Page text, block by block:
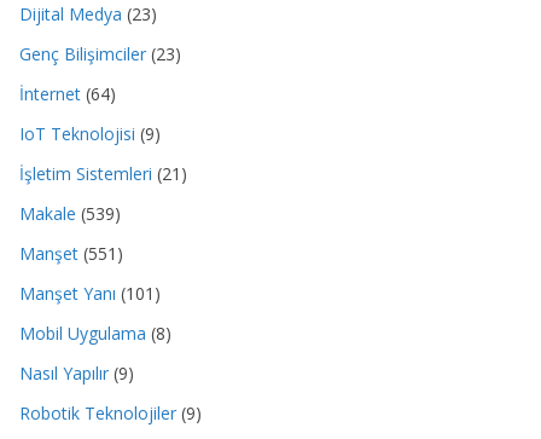
Dijital Medya (23)
Genç Bilişimciler (23)
İnternet (64)
IoT Teknolojisi (9)
İşletim Sistemleri (21)
Makale (539)
Manşet (551)
Manşet Yanı (101)
Mobil Uygulama (8)
Nasıl Yapılır (9)
Robotik Teknolojiler (9)